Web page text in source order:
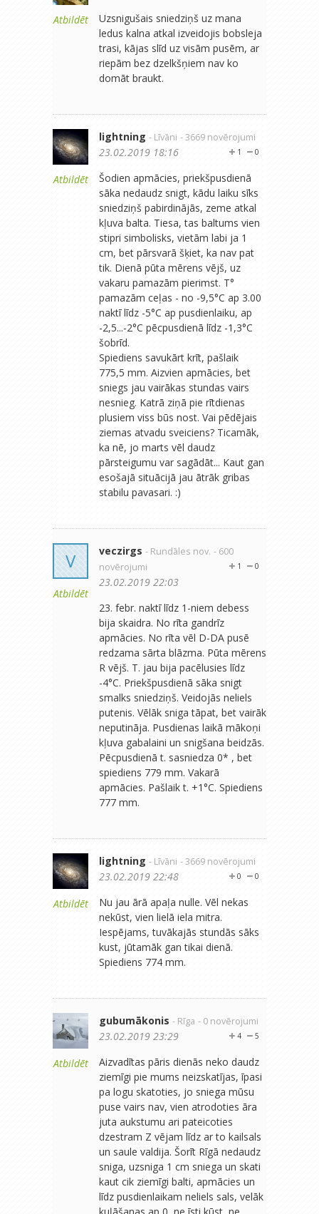
Atbildēt
Uzsnigušais sniedziņš uz mana
ledus kalna atkal izveidojis bobsleja
trasi, kājas slīd uz visām pusēm, ar
riepām bez dzelkšņiem nav ko
domāt braukt.
Atbildēt
lightning - Līvāni - 3669 novērojumi
0
1
23.02.2019 18:16
Šodien apmācies, priekšpusdienā
sāka nedaudz snigt, kādu laiku sīks
sniedziņš pabirdinājās, zeme atkal
kļuva balta. Tiesa, tas baltums vien
stipri simbolisks, vietām labi ja 1
cm, bet pārsvarā šķiet, ka nav pat
tik. Dienā pūta mērens vējš, uz
vakaru pamazām pierimst. T°
pamazām ceļas - no -9,5°C ap 3.00
naktī līdz -5°C ap pusdienlaiku, ap
-2,5...-2°C pēcpusdienā līdz -1,3°C
šobrīd.
Spiediens savukārt krīt, pašlaik
775,5 mm. Aizvien apmācies, bet
sniegs jau vairākas stundas vairs
nesnieg. Katrā ziņā pie rītdienas
plusiem viss būs nost. Vai pēdējais
ziemas atvadu sveiciens? Ticamāk,
ka nē, jo marts vēl daudz
pārsteigumu var sagādāt... Kaut gan
esošajā situācijā jau ātrāk gribas
stabilu pavasari. :)
V
Atbildēt
veczirgs - Rundāles nov. - 600
novērojumi
0
1
23.02.2019 22:03
23. febr. naktī līdz 1-niem debess
bija skaidra. No rīta gandrīz
apmācies. No rīta vēl D-DA pusē
redzama sārta blāzma. Pūta mērens
R vējš. T. jau bija pacēlusies līdz
-4°C. Priekšpusdienā sāka snigt
smalks sniedziņš. Veidojās neliels
putenis. Vēlāk sniga tāpat, bet vairāk
neputināja. Pusdienas laikā mākoņi
kļuva gabalaini un snigšana beidzās.
Pēcpusdienā t. sasniedza 0* , bet
spiediens 779 mm. Vakarā
apmācies. Pašlaik t. +1°C. Spiediens
777 mm.
Atbildēt
lightning - Līvāni - 3669 novērojumi
0
0
23.02.2019 22:48
Nu jau ārā apaļa nulle. Vēl nekas
nekūst, vien lielā iela mitra.
Iespējams, tuvākajās stundās sāks
kust, jūtamāk gan tikai dienā.
Spiediens 774 mm.
Atbildēt
gubumākonis - Rīga - 0 novērojumi
5
4
23.02.2019 23:29
Aizvadītas pāris dienās neko daudz
ziemīgi pie mums neizskatījas, īpasi
pa logu skatoties, jo sniega mūsu
puse vairs nav, vien atrodoties āra
juta aukstumu ari pateicoties
dzestram Z vējam līdz ar to kailsals
un saule valdija. Šorīt Rīgā nedaudz
sniga, uzsniga 1 cm sniega un skati
kaut cik ziemīgi balti, apmācies un
līdz pusdienlaikam neliels sals, velāk